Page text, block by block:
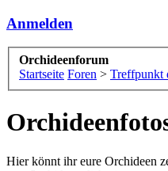
Anmelden
Orchideenforum
Startseite Foren > Treffpunkt
Hier könnt ihr eure Orchideen